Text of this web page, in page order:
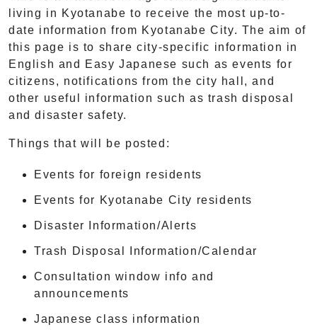
living in Kyotanabe to receive the most up-to-
date information from Kyotanabe City. The aim of
this page is to share city-specific information in
English and Easy Japanese such as events for
citizens, notifications from the city hall, and
other useful information such as trash disposal
and disaster safety.
Things that will be posted:
Events for foreign residents
Events for Kyotanabe City residents
Disaster Information/Alerts
Trash Disposal Information/Calendar
Consultation window info and
announcements
Japanese class information